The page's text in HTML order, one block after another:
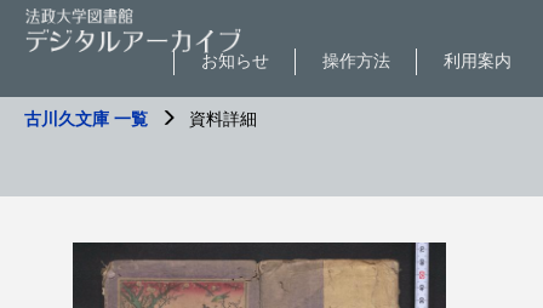
利用案内
操作方法
お知らせ
古川久文庫 一覧 資料詳細